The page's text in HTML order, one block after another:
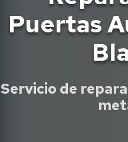
Puertas
Servicio de